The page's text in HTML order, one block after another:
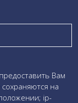
Вам
на
ip-